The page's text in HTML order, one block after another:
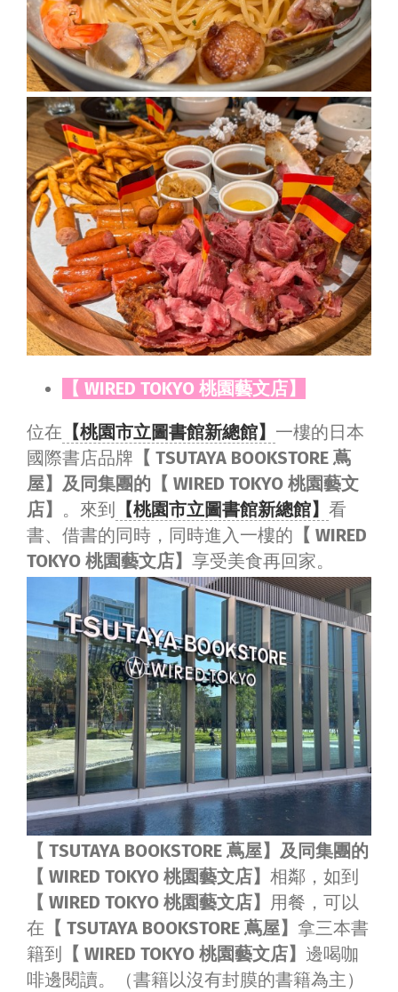
【 WIRED TOKYO 桃園藝文店】
位在 【桃園市立圖書館新總館】 一樓的日本
國際書店品牌 【 TSUTAYA BOOKSTORE 蔦
屋】及同集團的【 WIRED TOKYO 桃園藝文
店】 。來到 【桃園市立圖書館新總館】 看
書、借書的同時，同時進入一樓的 【 WIRED
TOKYO 桃園藝文店】 享受美食再回家。
【 TSUTAYA BOOKSTORE 蔦屋】及同集團的
【 WIRED TOKYO 桃園藝文店】 相鄰，如到
【 WIRED TOKYO 桃園藝文店】 用餐，可以
在 【 TSUTAYA BOOKSTORE 蔦屋】 拿三本書
籍到
【 WIRED TOKYO 桃園藝文店】 邊喝咖
啡邊閱讀。（書籍以沒有封膜的書籍為主）